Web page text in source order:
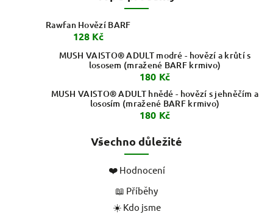
Rawfan Hovězí BARF
128 Kč
MUSH VAISTO® ADULT modré - hovězí a krůtí s
lososem (mražené BARF krmivo)
180 Kč
MUSH VAISTO® ADULT hnědé - hovězí s jehněčím a
lososím (mražené BARF krmivo)
180 Kč
Všechno důležité
❤️ Hodnocení
📖 Příběhy
☀️ Kdo jsme